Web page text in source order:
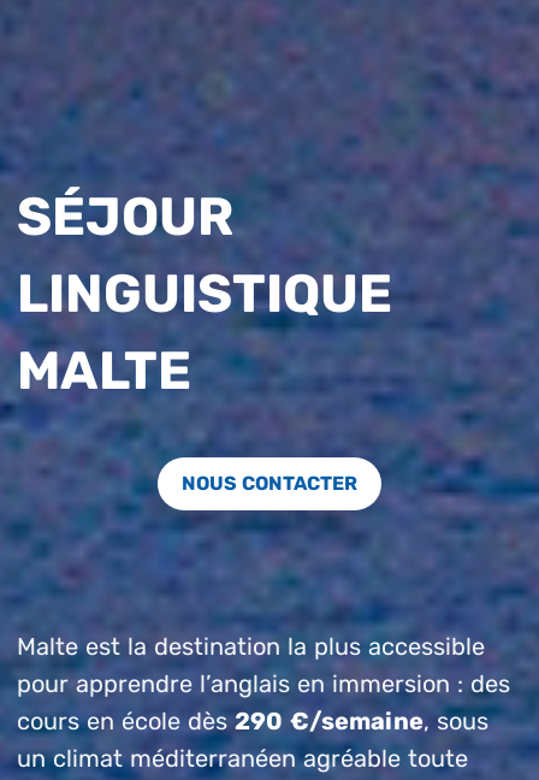
SÉJOUR
LINGUISTIQUE
MALTE
NOUS CONTACTER
Malte est la destination la plus accessible
pour apprendre l’anglais en immersion : des
cours en école dès290 €/semaine, sous
un climat méditerranéen agréable toute